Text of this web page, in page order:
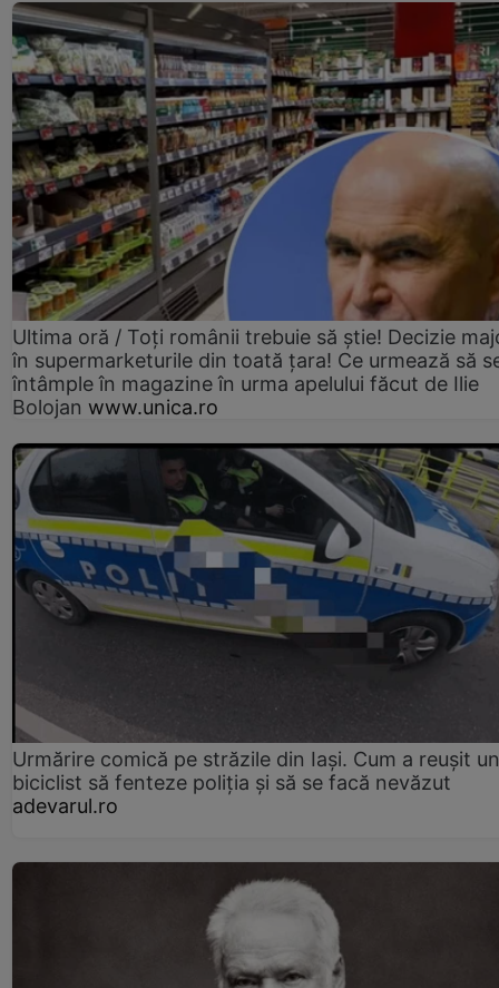
Ultima oră / Toți românii trebuie să știe! Decizie
în supermarketurile din toată țara! Ce urmează să
întâmple în magazine în urma apelului făcut de Ilie
Bolojan www.unica.ro
Urmărire comică pe străzile din Iași. Cum a reușit un
biciclist să fenteze poliția și să se facă nevăzut
adevarul.ro